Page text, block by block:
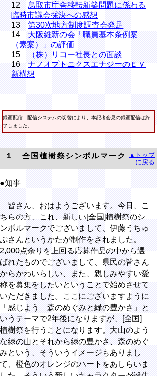
12 鳥取市庁舎移転新築問題に係わる
臨時市議会採決への感想
13第30次地方制度調査会発足
14 大阪維新の会「職員基本条例案
（素案）」の評価
15
（株）リコー社長との面談
16ナノオプトニクスエナジーのＥＶ
新構想
録画配信 配信システムの切替により、本記者会見の録画配信は終
了しました。
１ 全国植樹祭シンボルマーク
▲トップ
に戻る
●知事
皆さん、おはようございます。今日、こ
ちらの方、これ、新しい[全国]植樹祭のシ
ンボルマークでございまして、伊藤うちゅ
ぷさんというかたが制作をされました。
2,000点余りを上回る応募作品の中から選
ばれたものでございまして、県民の皆さん
からかわいらしい、また、親しみやすい愛
称を募集をしたいということで始めさせて
いただきました。ここにございますように
「感じよう 森のめぐみと緑の豊かさ」と
いうテーマで2年後になりますが、[全国]
植樹祭を行うことになります。大山のよう
な緑の山とそれから緑の豊かさ、森のめぐ
みという、そういうイメージもありまし
て、橙色のオレンジのハートをあしらいま